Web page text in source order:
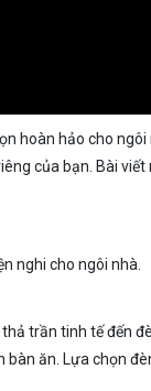
hoàn hảo cho
của bạn. Bài viết
nghi cho ngôi nhà.
trần tinh tế đến
ăn. Lựa chọn